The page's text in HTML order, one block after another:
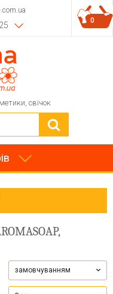
свічок
0
замовчуванням